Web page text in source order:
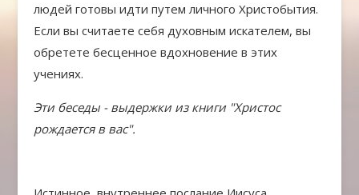
людей готовы идти путем личного Христобытия.
Если вы считаете себя духовным искателем, вы
обретете бесценное вдохновение в этих
учениях.
Эти беседы - выдержки из книги "Христос
рождается в вас".